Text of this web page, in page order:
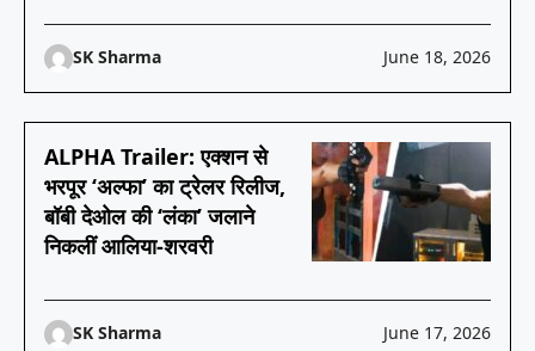
SK Sharma June 18, 2026
ALPHA Trailer: एक्शन से
भरपूर ‘अल्फा’ का ट्रेलर रिलीज,
बॉबी देओल की ‘लंका’ जलाने
निकलीं आलिया-शरवरी
SK Sharma June 17, 2026